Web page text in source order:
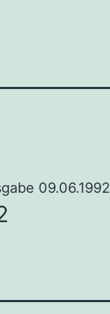
09.06.1992